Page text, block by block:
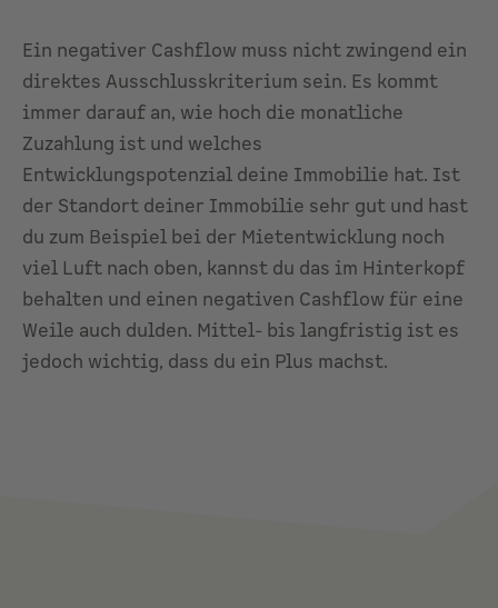
Ein negativer Cashflow muss nicht zwingend ein
direktes Ausschlusskriterium sein. Es kommt
immer darauf an, wie hoch die monatliche
Zuzahlung ist und welches
Entwicklungspotenzial deine Immobilie hat. Ist
der Standort deiner Immobilie sehr gut und hast
du zum Beispiel bei der Mietentwicklung noch
viel Luft nach oben, kannst du das im Hinterkopf
behalten und einen negativen Cashflow für eine
Weile auch dulden. Mittel- bis langfristig ist es
jedoch wichtig, dass du ein Plus machst.